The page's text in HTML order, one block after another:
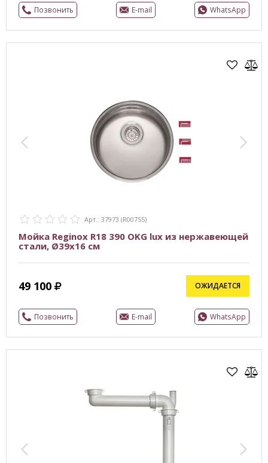
Позвонить E-mail WhatsApp
Арт.: 37973 (R00755)
Мойка Reginox R18 390 OKG lux из нержавеющей
стали, Ø39х16 см
49 100 ОЖИДАЕТСЯ
Позвонить E-mail WhatsApp